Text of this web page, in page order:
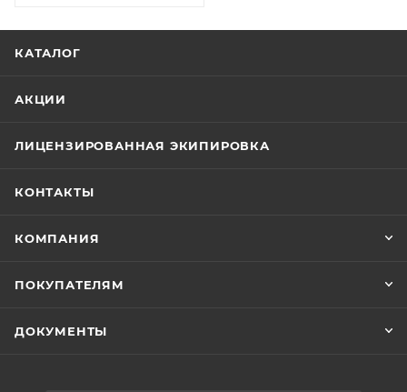
КАТАЛОГ
АКЦИИ
ЛИЦЕНЗИРОВАННАЯ ЭКИПИРОВКА
КОНТАКТЫ
КОМПАНИЯ
ПОКУПАТЕЛЯМ
ДОКУМЕНТЫ